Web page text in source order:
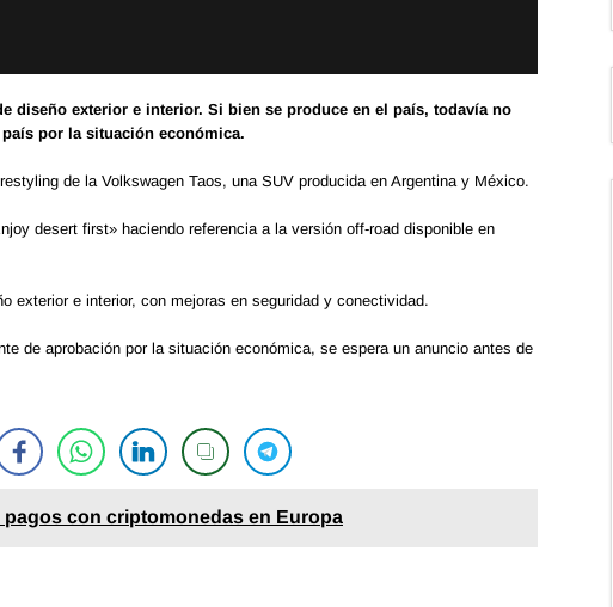
diseño exterior e interior. Si bien se produce en el país, todavía no
por la situación económica.
de la Volkswagen Taos, una SUV producida en Argentina y México.
desert first» haciendo referencia a la versión off-road disponible en
exterior e interior, con mejoras en seguridad y conectividad.
de aprobación por la situación económica, se espera un anuncio antes de
pagos con criptomonedas en Europa